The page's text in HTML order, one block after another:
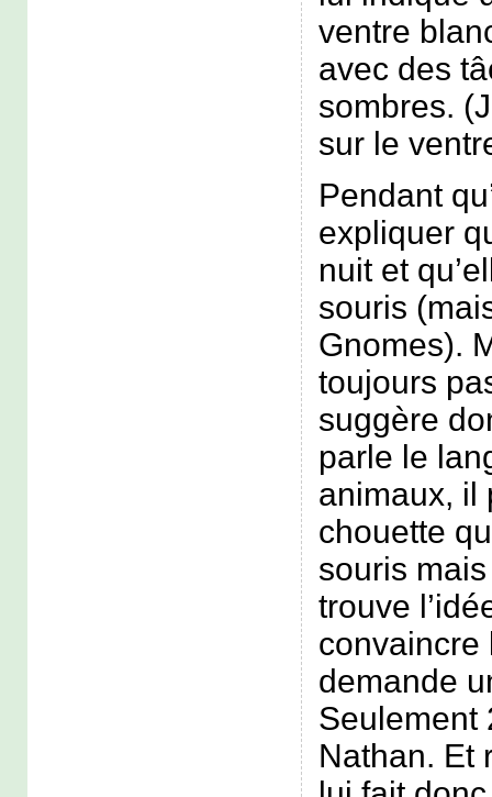
ventre
avec des
sombres.
sur le
Pendant
expliquer
nuit et
souris
Gnomes).
toujours
suggère
parle le
animaux, il
chouette
souris
trouve
convaincre
demande
Seulement
Nathan. Et